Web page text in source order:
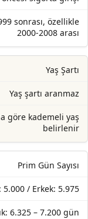
sonrası, özellikle
2000-2008 arası
Yaş Şartı
Yaş şartı aranmaz
göre kademeli yaş
belirlenir
Prim Gün Sayısı
5.000 / Erkek: 5.975
6.325 – 7.200 gün